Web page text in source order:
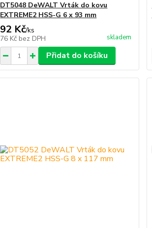
DT5048 DeWALT Vrták do kovu
EXTREME2 HSS-G 6 x 93 mm
92 Kč/ks
76 Kč bez DPH skladem
Přidat do košíku